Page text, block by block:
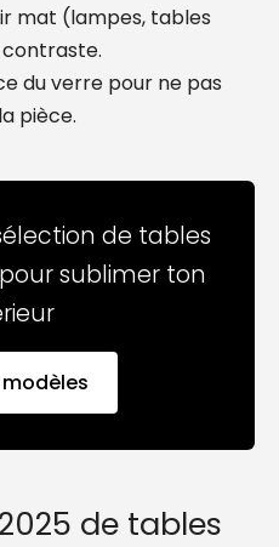
mat (lampes, tables
du verre pour ne pas
pièce.
de tables
sublimer ton
de tables